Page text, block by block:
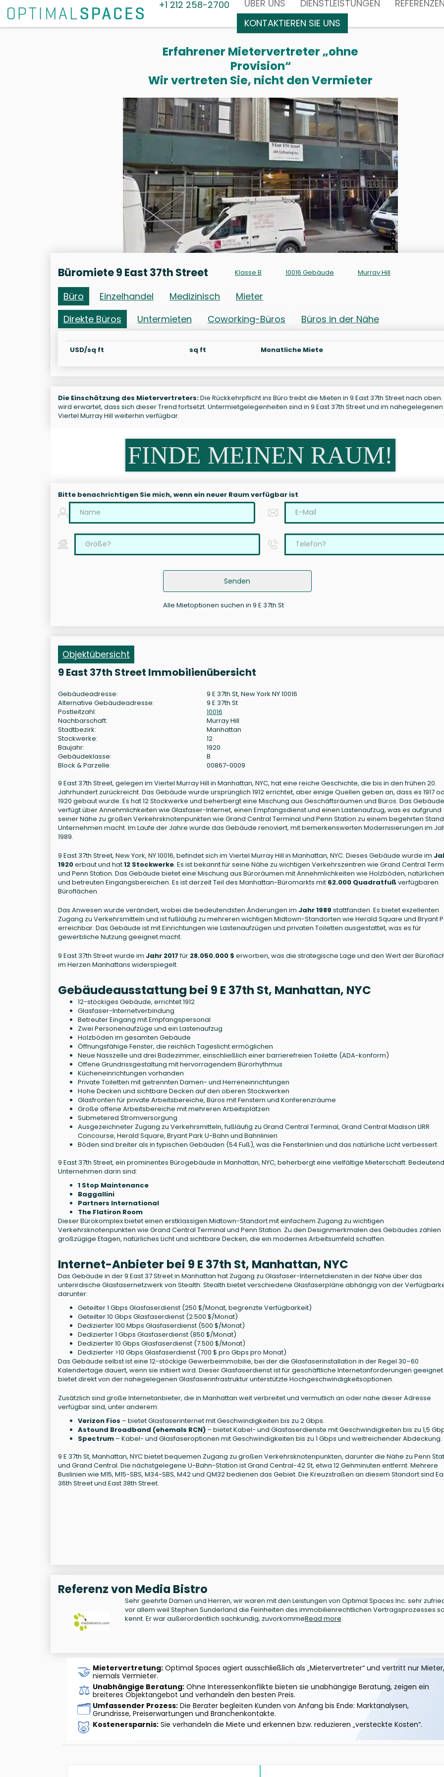
+1 212 258-2700 ÜBER UNS DIENSTLEISTUNGEN REFERENZEN
KONTAKTIEREN SIE UNS
Erfahrener Mietervertreter „ohne
Provision“
Wir vertreten Sie, nicht den Vermieter
Büromiete 9 East 37th Street Klasse B 10016 Gebäude Murray Hill
Büro Einzelhandel Medizinisch
Mieter
Direkte Büros
Untermieten Coworking-Büros Büros in der Nähe
USD/sq ft sq ft Monatliche Miete
Die Einschätzung des Mietervertreters:Die Rückkehrpflicht ins Büro treibt die Mieten in 9 East 37th Street nach oben.
wird erwartet, dass sich dieser Trend fortsetzt. Untermietgelegenheiten sind in 9 East 37th Street und im nahegelegenen
Viertel Murray Hill weiterhin verfügbar.
FINDE MEINEN RAUM!
Bitte benachrichtigen Sie mich, wenn ein neuer Raum verfügbar ist
Senden
Alle Mietoptionen suchen in 9 E 37th St
Objektübersicht
9 East 37th Street Immobilienübersicht
Gebäudeadresse:
9 E 37th St, New York NY 10016
Alternative Gebäudeadresse:
9 E 37th St
Postleitzahl:
10016
Nachbarschaft:
Murray Hill
Stadtbezirk:
Manhattan
Stockwerke:
12
Baujahr:
1920
Gebäudeklasse:
B
Block & Parzelle:
00867-0009
9 East 37th Street, gelegen im Viertel Murray Hill in Manhattan, NYC, hat eine reiche Geschichte, die bis in den frühen 20.
Jahrhundert zurückreicht. Das Gebäude wurde ursprünglich 1912 errichtet, aber einige Quellen geben an, dass es 1917
1920 gebaut wurde. Es hat 12 Stockwerke und beherbergt eine Mischung aus Geschäftsräumen und Büros. Das Gebäude
verfügt über Annehmlichkeiten wie Glasfaser-Internet, einen Empfangsdienst und einen Lastenaufzug, was es aufgrund
seiner Nähe zu großen Verkehrsknotenpunkten wie Grand Central Terminal und Penn Station zu einem begehrten
Unternehmen macht. Im Laufe der Jahre wurde das Gebäude renoviert, mit bemerkenswerten Modernisierungen im
1989.
9 East 37th Street, New York, NY 10016, befindet sich im Viertel Murray Hill in Manhattan, NYC. Dieses Gebäude wurde im
1920erbaut und hat12 Stockwerke. Es ist bekannt für seine Nähe zu wichtigen Verkehrszentren wie Grand Central
und Penn Station. Das Gebäude bietet eine Mischung aus Büroräumen mit Annehmlichkeiten wie Holzböden,
und betreuten Eingangsbereichen. Es ist derzeit Teil des Manhattan-Büromarkts mit 62.000 Quadratfußverfügbaren
Büroflächen.
Das Anwesen wurde verändert, wobei die bedeutendsten Änderungen im Jahr 1989 stattfanden. Es bietet exzellenten
Zugang zu Verkehrsmitteln und ist fußläufig zu mehreren wichtigen Midtown-Standorten wie Herald Square und Bryant
erreichbar. Das Gebäude ist mit Einrichtungen wie Lastenaufzügen und privaten Toiletten ausgestattet, was es für
gewerbliche Nutzung geeignet macht.
9 East 37th Street wurde im Jahr 2017für 28.050.000 $ erworben, was die strategische Lage und den Wert der
im Herzen Manhattans widerspiegelt.
Gebäudeausstattung bei 9 E 37th St, Manhattan, NYC
12-stöckiges Gebäude, errichtet 1912
Glasfaser-Internetverbindung
Betreuter Eingang mit Empfangspersonal
Zwei Personenaufzüge und ein Lastenaufzug
Holzböden im gesamten Gebäude
Öffnungsfähige Fenster, die reichlich Tageslicht ermöglichen
Neue Nasszelle und drei Badezimmer, einschließlich einer barrierefreien Toilette (ADA-konform)
Offene Grundrissgestaltung mit hervorragendem Bürorhythmus
Kücheneinrichtungen vorhanden
Private Toiletten mit getrennten Damen- und Herreneinrichtungen
Hohe Decken und sichtbare Decken auf den oberen Stockwerken
Glasfronten für private Arbeitsbereiche, Büros mit Fenstern und Konferenzräume
Große offene Arbeitsbereiche mit mehreren Arbeitsplätzen
Submetered Stromversorgung
Ausgezeichneter Zugang zu Verkehrsmitteln, fußläufig zu Grand Central Terminal, Grand Central Madison LIRR
Concourse, Herald Square, Bryant Park U-Bahn und Bahnlinien
Böden sind breiter als in typischen Gebäuden (54 Fuß), was die Fensterlinien und das natürliche Licht verbessert
9 East 37th Street, ein prominentes Bürogebäude in Manhattan, NYC, beherbergt eine vielfältige Mieterschaft.
Unternehmen darin sind:
1 Stop Maintenance
Baggallini
Partners International
The Flatiron Room
Dieser Bürokomplex bietet einen erstklassigen Midtown-Standort mit einfachem Zugang zu wichtigen
Verkehrsknotenpunkten wie Grand Central Terminal und Penn Station. Zu den Designmerkmalen des Gebäudes zählen
großzügige Etagen, natürliches Licht und sichtbare Decken, die ein modernes Arbeitsumfeld schaffen.
Internet-Anbieter bei 9 E 37th St, Manhattan, NYC
Das Gebäude in der 9 East 37 Street in Manhattan hat Zugang zu Glasfaser-Internetdiensten in der Nähe über das
unterirdische Glasfasernetzwerk von Stealth. Stealth bietet verschiedene Glasfaserpläne abhängig von der
darunter:
Geteilter 1 Gbps Glasfaserdienst (250 $/Monat, begrenzte Verfügbarkeit)
Geteilter 10 Gbps Glasfaserdienst (2.500 $/Monat)
Dedizierter 100 Mbps Glasfaserdienst (500 $/Monat)
Dedizierter 1 Gbps Glasfaserdienst (850 $/Monat)
Dedizierter 10 Gbps Glasfaserdienst (7.500 $/Monat)
Dedizierter >10 Gbps Glasfaserdienst (700 $ pro Gbps pro Monat)
Das Gebäude selbst ist eine 12-stöckige Gewerbeimmobilie, bei der die Glasfaserinstallation in der Regel 30–60
Kalendertage dauert, wenn sie initiiert wird. Dieser Glasfaserdienst ist für geschäftliche Internetanforderungen geeignet
bietet direkt von der nahegelegenen Glasfaserinfrastruktur unterstützte Hochgeschwindigkeitsoptionen.
Zusätzlich sind große Internetanbieter, die in Manhattan weit verbreitet und vermutlich an oder nahe dieser Adresse
verfügbar sind, unter anderem:
Verizon Fios – bietet Glasfaserinternet mit Geschwindigkeiten bis zu 2 Gbps.
Astound Broadband (ehemals RCN) – bietet Kabel- und Glasfaserdienste mit Geschwindigkeiten bis zu 1,5
Spectrum – Kabel- und Glasfaseroptionen mit Geschwindigkeiten bis zu 1 Gbps und weitreichender Abdeckung.
9 E 37th St, Manhattan, NYC bietet bequemen Zugang zu großen Verkehrsknotenpunkten, darunter die Nähe zu Penn
und Grand Central. Die nächstgelegene U-Bahn-Station ist Grand Central-42 St, etwa 12 Gehminuten entfernt. Mehrere
Buslinien wie M15, M15-SBS, M34-SBS, M42 und QM32 bedienen das Gebiet. Die Kreuzstraßen an diesem Standort sind
36th Street und East 38th Street.
Referenz von Media Bistro
Sehr geehrte Damen und Herren, wir waren mit den Leistungen von Optimal Spaces Inc. sehr
vor allem weil Stephen Sunderland die Feinheiten des immobilienrechtlichen Vertragsprozesses
kennt. Er war außerordentlich sachkundig, zuvorkommeRead more
🤝 Mietervertretung:Optimal Spaces agiert ausschließlich als „Mietervertreter“ und vertritt nur Mieter,
niemals Vermieter.
⚖️ Unabhängige Beratung:Ohne Interessenkonflikte bieten sie unabhängige Beratung, zeigen ein
breiteres Objektangebot und verhandeln den besten Preis.
🗂️ Umfassender Prozess:Die Berater begleiten Kunden von Anfang bis Ende: Marktanalysen,
Grundrisse, Preiserwartungen und Branchenkontakte.
🐷 Kostenersparnis:Sie verhandeln die Miete und erkennen bzw. reduzieren „versteckte Kosten“.